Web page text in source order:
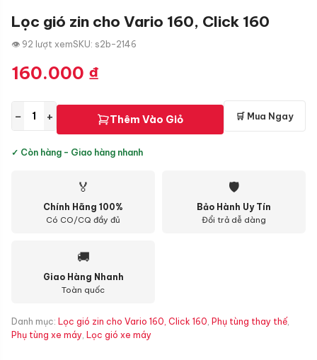
Lọc gió zin cho Vario 160, Click 160
👁 92 lượt xemSKU: s2b-2146
160.000 ₫
− + Thêm Vào Giỏ 🛒 Mua Ngay
✓ Còn hàng - Giao hàng nhanh
🏅
Chính Hãng 100%
Có CO/CQ đầy đủ
🛡
Bảo Hành Uy Tín
Đổi trả dễ dàng
🚚
Giao Hàng Nhanh
Toàn quốc
Danh mục: Lọc gió zin cho Vario 160, Click 160, Phụ tùng thay thế,
Phụ tùng xe máy, Lọc gió xe máy